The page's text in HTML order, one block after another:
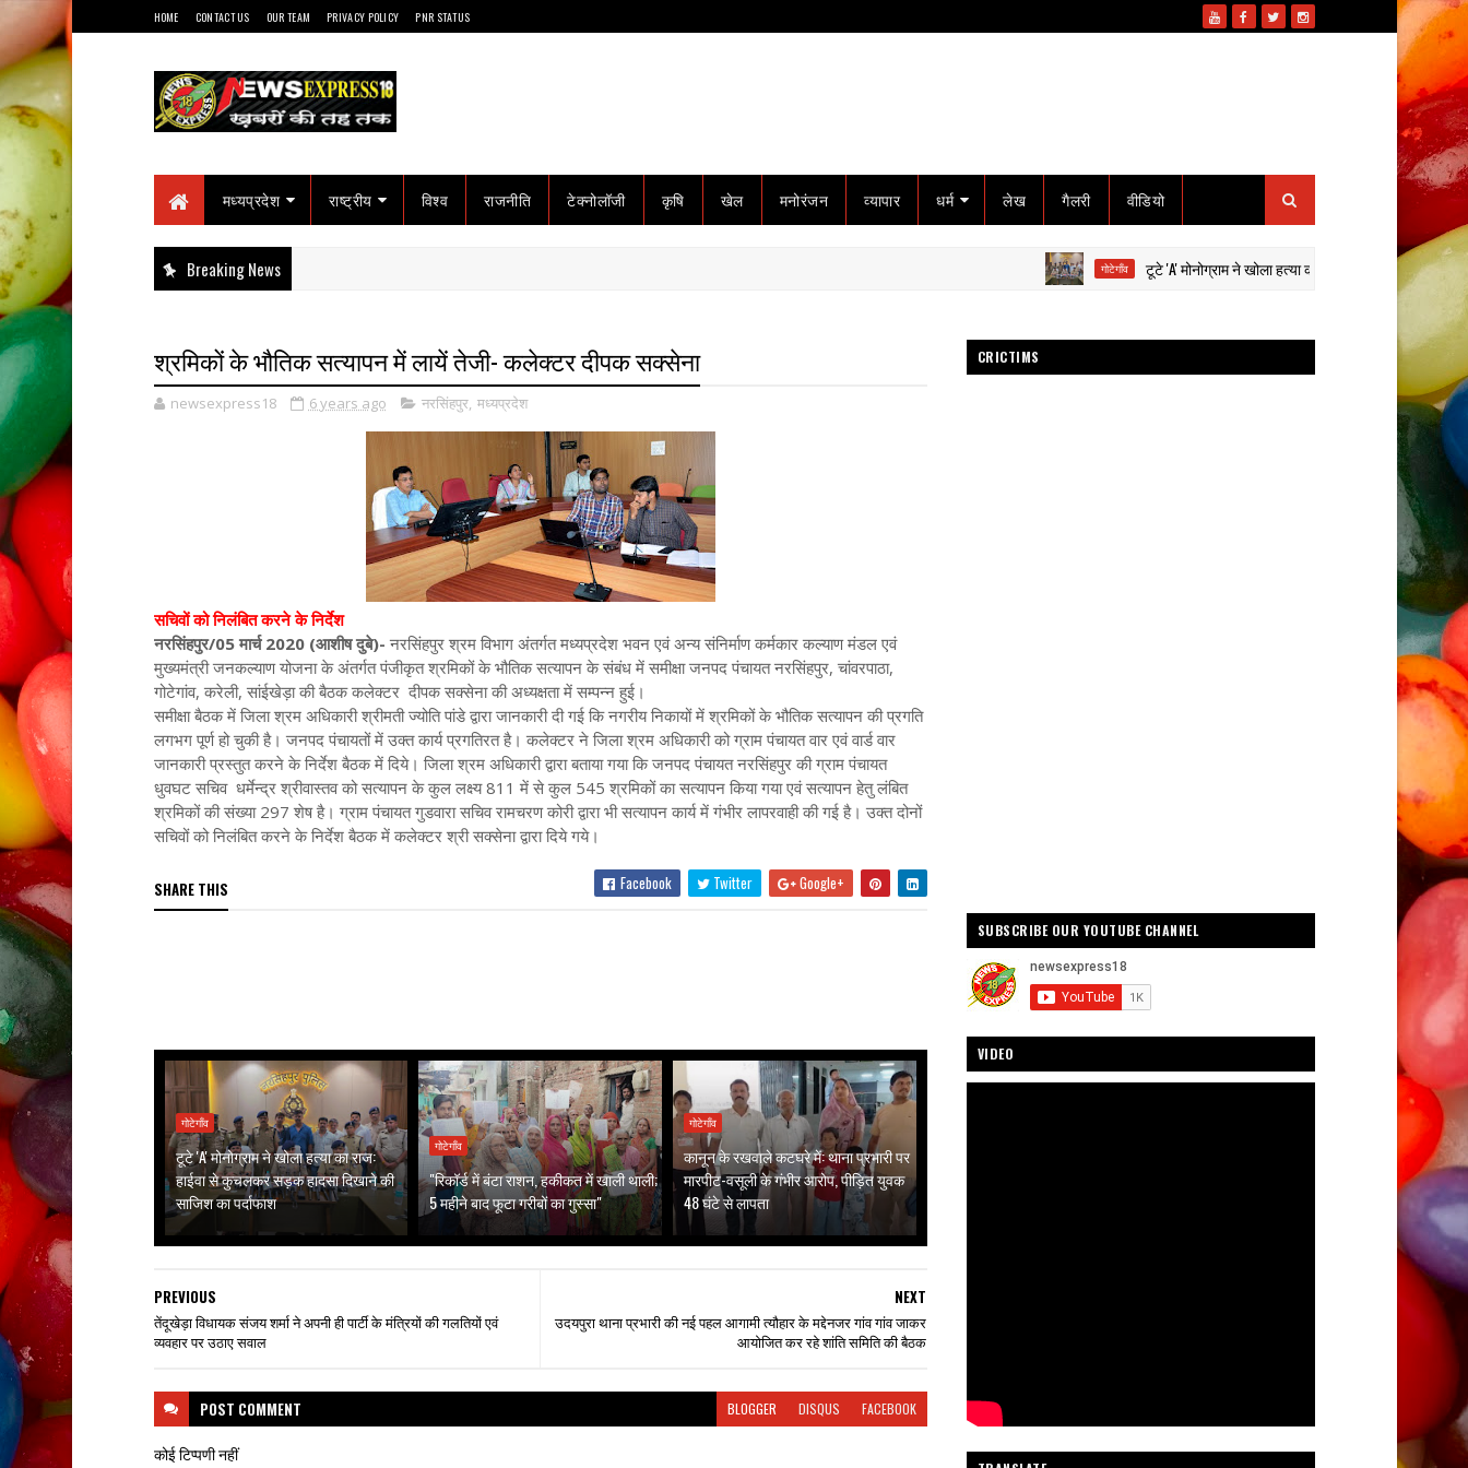
HOME CONTACT US OUR TEAM PRIVACY POLICY PNR STATUS
मध्यप्रदेश राष्ट्रीय विश्व राजनीति टेक्नोलॉजी कृषि खेल मनोरंजन व्यापार धर्म लेख गैलरी वीडियो
Breaking News गोटेगाँव टूटे 'A' मोनोग्राम ने खोला हत्या का राज: हाईवा से कुचलकर सड़क हादसा
श्रमिकों के भौतिक सत्यापन में लायें तेजी- कलेक्टर दीपक सक्सेना
newsexpress18 6 years ago नरसिंहपुर, मध्यप्रदेश
सचिवों को निलंबित करने के निर्देश
नरसिंहपुर/05 मार्च 2020 (आशीष दुबे)- नरसिंहपुर श्रम विभाग अंतर्गत मध्यप्रदेश भवन एवं अन्य संनिर्माण कर्मकार कल्याण मंडल एवं
मुख्यमंत्री जनकल्याण योजना के अंतर्गत पंजीकृत श्रमिकों के भौतिक सत्यापन के संबंध में समीक्षा जनपद पंचायत नरसिंहपुर, चांवरपाठा,
गोटेगांव, करेली, सांईखेड़ा की बैठक कलेक्टर दीपक सक्सेना की अध्यक्षता में सम्पन्न हुई।
समीक्षा बैठक में जिला श्रम अधिकारी श्रीमती ज्योति पांडे द्वारा जानकारी दी गई कि नगरीय निकायों में श्रमिकों के भौतिक सत्यापन की प्रगति
लगभग पूर्ण हो चुकी है। जनपद पंचायतों में उक्त कार्य प्रगतिरत है। कलेक्टर ने जिला श्रम अधिकारी को ग्राम पंचायत वार एवं वार्ड वार
जानकारी प्रस्तुत करने के निर्देश बैठक में दिये। जिला श्रम अधिकारी द्वारा बताया गया कि जनपद पंचायत नरसिंहपुर की ग्राम पंचायत
धुवघट सचिव धर्मेन्द्र श्रीवास्तव को सत्यापन के कुल लक्ष्य 811 में से कुल 545 श्रमिकों का सत्यापन किया गया एवं सत्यापन हेतु लंबित
श्रमिकों की संख्या 297 शेष है। ग्राम पंचायत गुडवारा सचिव रामचरण कोरी द्वारा भी सत्यापन कार्य में गंभीर लापरवाही की गई है। उक्त दोनों
सचिवों को निलंबित करने के निर्देश बैठक में कलेक्टर श्री सक्सेना द्वारा दिये गये।
SHARE THIS Facebook Twitter Google+
गोटेगाँव
टूटे 'A' मोनोग्राम ने खोला हत्या का राज:
हाईवा से कुचलकर सड़क हादसा दिखाने की
साजिश का पर्दाफाश
गोटेगाँव
"रिकॉर्ड में बंटा राशन, हकीकत में खाली थाली;
5 महीने बाद फूटा गरीबों का गुस्सा"
गोटेगाँव
कानून के रखवाले कटघरे में: थाना प्रभारी पर
मारपीट-वसूली के गंभीर आरोप, पीड़ित युवक
48 घंटे से लापता
NEXT
उदयपुरा थाना प्रभारी की नई पहल आगामी त्यौहार के मद्देनजर गांव गांव जाकर
आयोजित कर रहे शांति समिति की बैठक
PREVIOUS
तेंदूखेड़ा विधायक संजय शर्मा ने अपनी ही पार्टी के मंत्रियों की गलतियों एवं
व्यवहार पर उठाए सवाल
POST COMMENT BLOGGER DISQUS FACEBOOK
कोई टिप्पणी नहीं
CRICTIMS
SUBSCRIBE OUR YOUTUBE CHANNEL
VIDEO